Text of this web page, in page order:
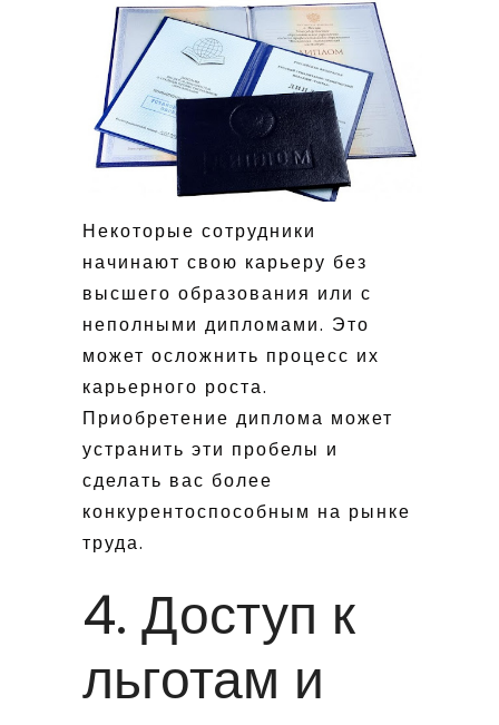
Некоторые сотрудники
начинают свою карьеру без
высшего образования или с
неполными дипломами. Это
может осложнить процесс их
карьерного роста.
Приобретение диплома может
устранить эти пробелы и
сделать вас более
конкурентоспособным на рынке
труда.
4. Доступ к
льготам и